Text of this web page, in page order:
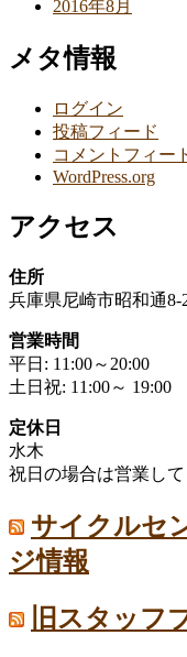
2016年8月
メタ情報
ログイン
投稿フィード
コメントフィー
WordPress.org
アクセス
住所
兵庫県尼崎市昭和通8-
営業時間
平日: 11:00～20:00
土日祝: 11:00～ 19:00
定休日
水木
祝日の場合は営業し
サイクルセ
ジ情報
旧スタッフ